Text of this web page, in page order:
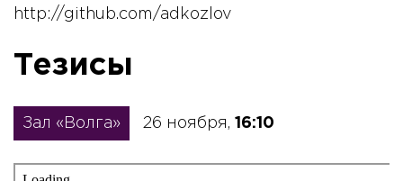
http://github.com/adkozlov
Тезисы
Зал «Волга» 26 ноября, 16:10